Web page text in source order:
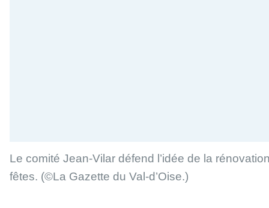
Le comité Jean-Vilar défend l’idée de la
fêtes. (©La Gazette du Val-d’Oise.)